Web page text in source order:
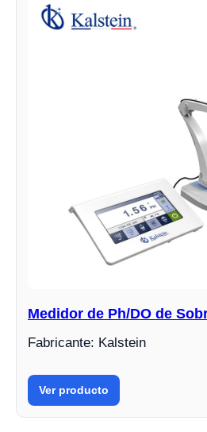
Medidor de Ph/DO de
Fabricante: Kalstein
Ver producto